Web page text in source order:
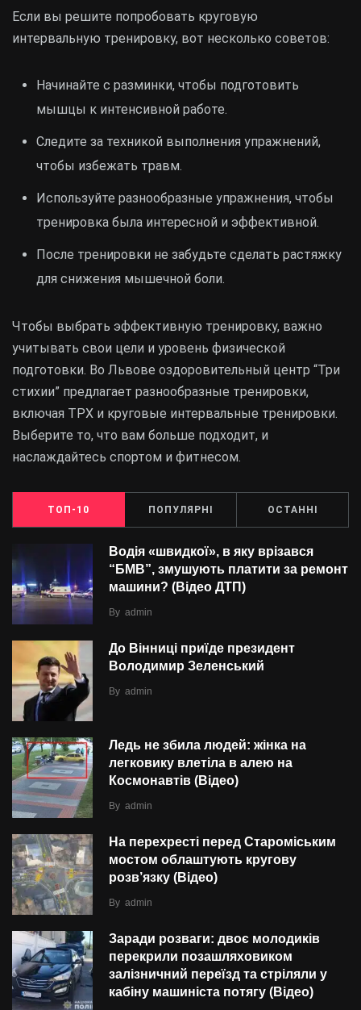
Если вы решите попробовать круговую
интервальную тренировку, вот несколько советов:
Начинайте с разминки, чтобы подготовить
мышцы к интенсивной работе.
Следите за техникой выполнения упражнений,
чтобы избежать травм.
Используйте разнообразные упражнения, чтобы
тренировка была интересной и эффективной.
После тренировки не забудьте сделать растяжку
для снижения мышечной боли.
Чтобы выбрать эффективную тренировку, важно
учитывать свои цели и уровень физической
подготовки. Во Львове оздоровительный центр “Три
стихии” предлагает разнообразные тренировки,
включая ТРХ и круговые интервальные тренировки.
Выберите то, что вам больше подходит, и
наслаждайтесь спортом и фитнесом.
ТОП-10 ПОПУЛЯРНІ ОСТАННІ
Водія «швидкої», в яку врізався
“БMВ”, змушують платити за ремонт
машини? (Відео ДТП)
By admin
До Вінниці приїде президент
Володимир Зеленський
By admin
Ледь не збила людей: жінка на
легковику влетіла в алею на
Космонавтів (Відео)
By admin
На перехресті перед Староміським
мостом облаштують кругову
розв’язку (Відео)
By admin
Заради розваги: двоє молодиків
перекрили позашляховиком
залізничний переїзд та стріляли у
кабіну машиніста потягу (Відео)